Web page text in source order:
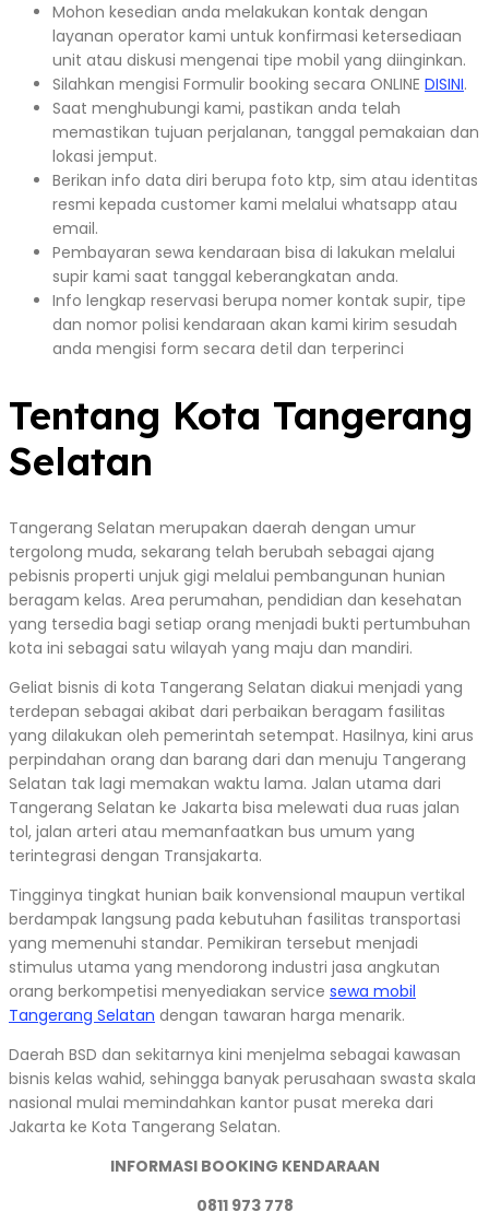
Mohon kesedian anda melakukan kontak dengan
layanan operator kami untuk konfirmasi ketersediaan
unit atau diskusi mengenai tipe mobil yang diinginkan.
Silahkan mengisi Formulir booking secara ONLINE DISINI.
Saat menghubungi kami, pastikan anda telah
memastikan tujuan perjalanan, tanggal pemakaian dan
lokasi jemput.
Berikan info data diri berupa foto ktp, sim atau identitas
resmi kepada customer kami melalui whatsapp atau
email.
Pembayaran sewa kendaraan bisa di lakukan melalui
supir kami saat tanggal keberangkatan anda.
Info lengkap reservasi berupa nomer kontak supir, tipe
dan nomor polisi kendaraan akan kami kirim sesudah
anda mengisi form secara detil dan terperinci
Tentang Kota Tangerang
Selatan
Tangerang Selatan merupakan daerah dengan umur
tergolong muda, sekarang telah berubah sebagai ajang
pebisnis properti unjuk gigi melalui pembangunan hunian
beragam kelas. Area perumahan, pendidian dan kesehatan
yang tersedia bagi setiap orang menjadi bukti pertumbuhan
kota ini sebagai satu wilayah yang maju dan mandiri.
Geliat bisnis di kota Tangerang Selatan diakui menjadi yang
terdepan sebagai akibat dari perbaikan beragam fasilitas
yang dilakukan oleh pemerintah setempat. Hasilnya, kini arus
perpindahan orang dan barang dari dan menuju Tangerang
Selatan tak lagi memakan waktu lama. Jalan utama dari
Tangerang Selatan ke Jakarta bisa melewati dua ruas jalan
tol, jalan arteri atau memanfaatkan bus umum yang
terintegrasi dengan Transjakarta.
Tingginya tingkat hunian baik konvensional maupun vertikal
berdampak langsung pada kebutuhan fasilitas transportasi
yang memenuhi standar. Pemikiran tersebut menjadi
stimulus utama yang mendorong industri jasa angkutan
orang berkompetisi menyediakan service sewa mobil
Tangerang Selatan dengan tawaran harga menarik.
Daerah BSD dan sekitarnya kini menjelma sebagai kawasan
bisnis kelas wahid, sehingga banyak perusahaan swasta skala
nasional mulai memindahkan kantor pusat mereka dari
Jakarta ke Kota Tangerang Selatan.
INFORMASI BOOKING KENDARAAN
0811 973 778